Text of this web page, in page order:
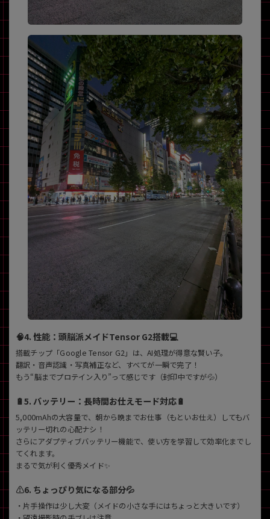
🧠4. 性能：頭脳派メイドTensor G2搭載💻
搭載チップ「Google Tensor G2」は、AI処理が得意な賢い子。
翻訳・音声認識・写真補正など、すべてが一瞬で完了！
もう“脳までプロテイン入り”って感じです（封印中ですが💦）
🔋5. バッテリー：長時間お仕えモード対応🔋
5,000mAhの大容量で、朝から晩までお仕事（もといお仕え）してもバ
ッテリー切れの心配ナシ！
さらにアダプティブバッテリー機能で、使い方を学習して効率化までし
てくれます。
まるで気が利く優秀メイド✨
⚠️6. ちょっぴり気になる部分💦
・片手操作は少し大変（メイドの小さな手にはちょっと大きいです）